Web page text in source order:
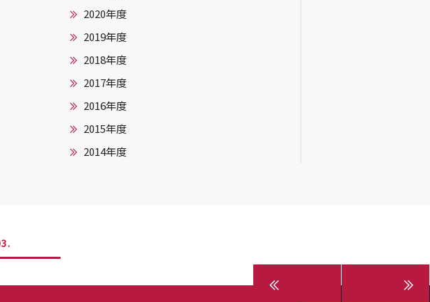
2020年度
2019年度
2018年度
2017年度
2016年度
2015年度
2014年度
3